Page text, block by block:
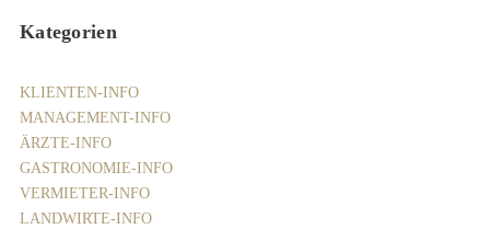
Kategorien
KLIENTEN-INFO
MANAGEMENT-INFO
ÄRZTE-INFO
GASTRONOMIE-INFO
VERMIETER-INFO
LANDWIRTE-INFO